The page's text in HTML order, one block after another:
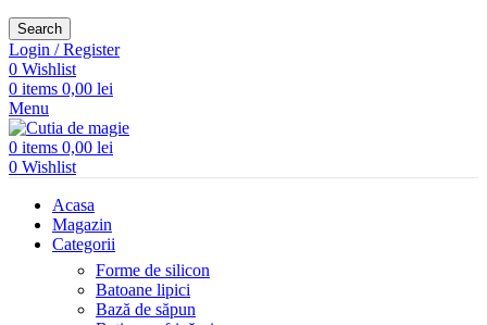
Search
Login / Register
0 Wishlist
0 items 0,00 lei
Menu
0 items 0,00 lei
0 Wishlist
Acasa
Magazin
Categorii
Forme de silicon
Batoane lipici
Bază de săpun